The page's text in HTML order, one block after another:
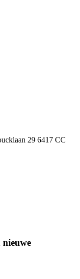
29 6417 CC
nieuwe